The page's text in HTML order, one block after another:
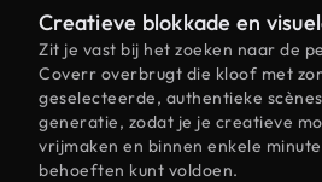
Creatieve blokkade en
Zit je vast bij het zoeken naar de
Coverr overbrugt die kloof met
geselecteerde, authentieke
generatie, zodat je je creatieve
vrijmaken en binnen enkele
behoeften kunt voldoen.